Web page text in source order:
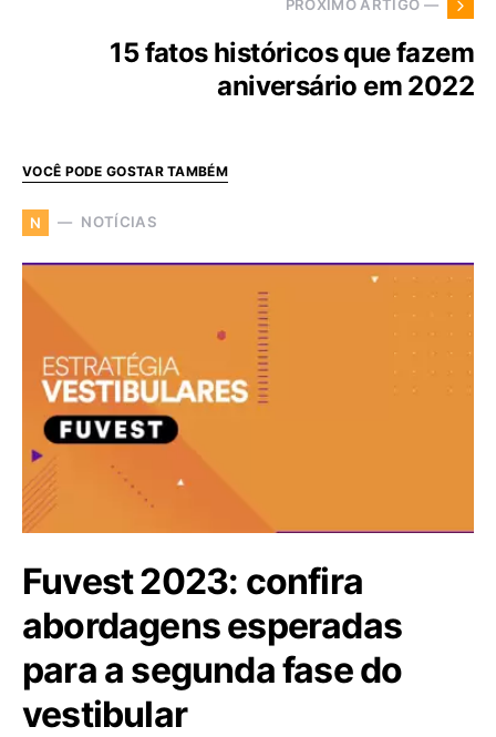
PRÓXIMO ARTIGO —
15 fatos históricos que fazem
aniversário em 2022
VOCÊ PODE GOSTAR TAMBÉM
N NOTÍCIAS
Fuvest 2023: confira
abordagens esperadas
para a segunda fase do
vestibular